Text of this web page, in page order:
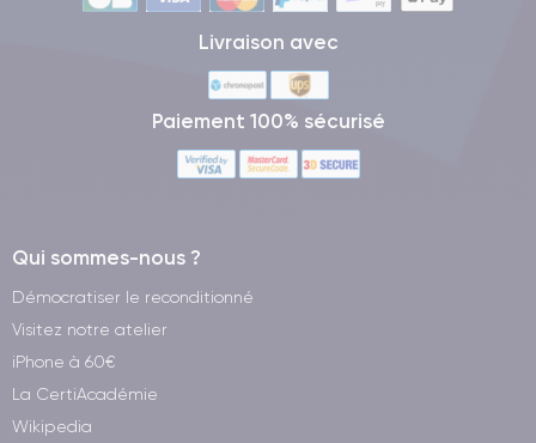
Livraison avec
Paiement 100% sécurisé
Qui sommes-nous ?
Démocratiser le reconditionné
Visitez notre atelier
iPhone à 60€
La CertiAcadémie
Wikipedia